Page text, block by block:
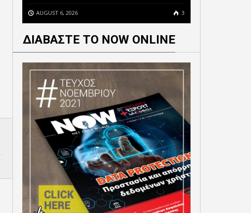
AUGUST 6, 2026 3
ΔΙΑΒΑΣΤΕ ΤΟ NOW ONLINE